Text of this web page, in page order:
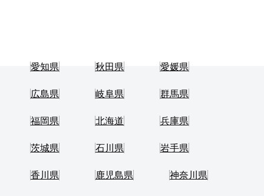
愛知県 秋田県 愛媛県
広島県 岐阜県 群馬県
福岡県 北海道 兵庫県
茨城県 石川県 岩手県
香川県 鹿児島県 神奈川県